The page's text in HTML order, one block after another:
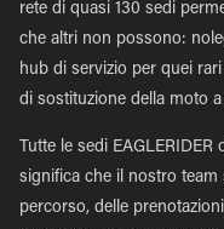
rete di quasi 130 sedi
che altri non possono:
hub di servizio per quei
di sostituzione della moto
Tutte le sedi
significa che il nostro team
percorso, delle